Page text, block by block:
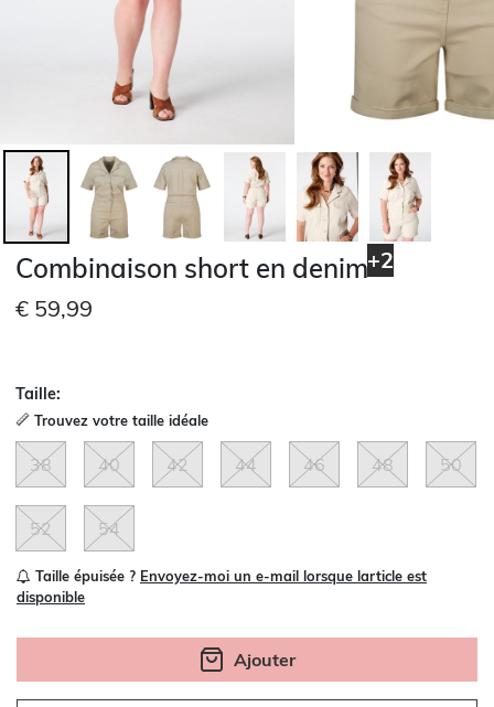
+2
Combinaison short en denim
€ 59,99
Taille:
Trouvez votre taille idéale
38 40 42 44 46 48 50
52 54
Taille épuisée ? Envoyez-moi un e-mail lorsque larticle est
disponible
Ajouter